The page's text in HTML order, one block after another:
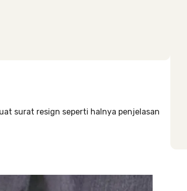
surat resign seperti halnya penjelasan